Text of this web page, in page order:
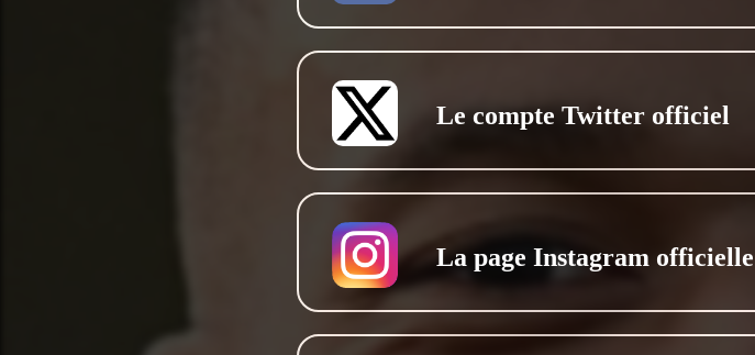
Le compte Twitter officiel
La page Instagram officielle